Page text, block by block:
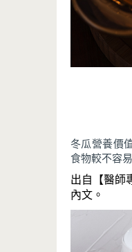
冬瓜營養價
食物較不容
出自【醫師
內文。